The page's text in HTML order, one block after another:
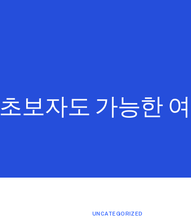
초보자도 가능한
UNCATEGORIZED